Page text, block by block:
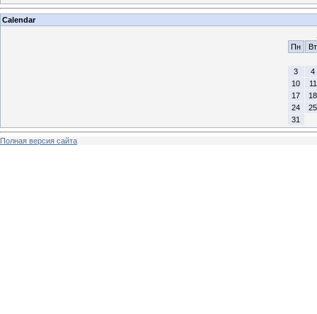
Calendar
Пн
Вт
3
4
10
11
17
18
24
25
31
Полная версия сайта